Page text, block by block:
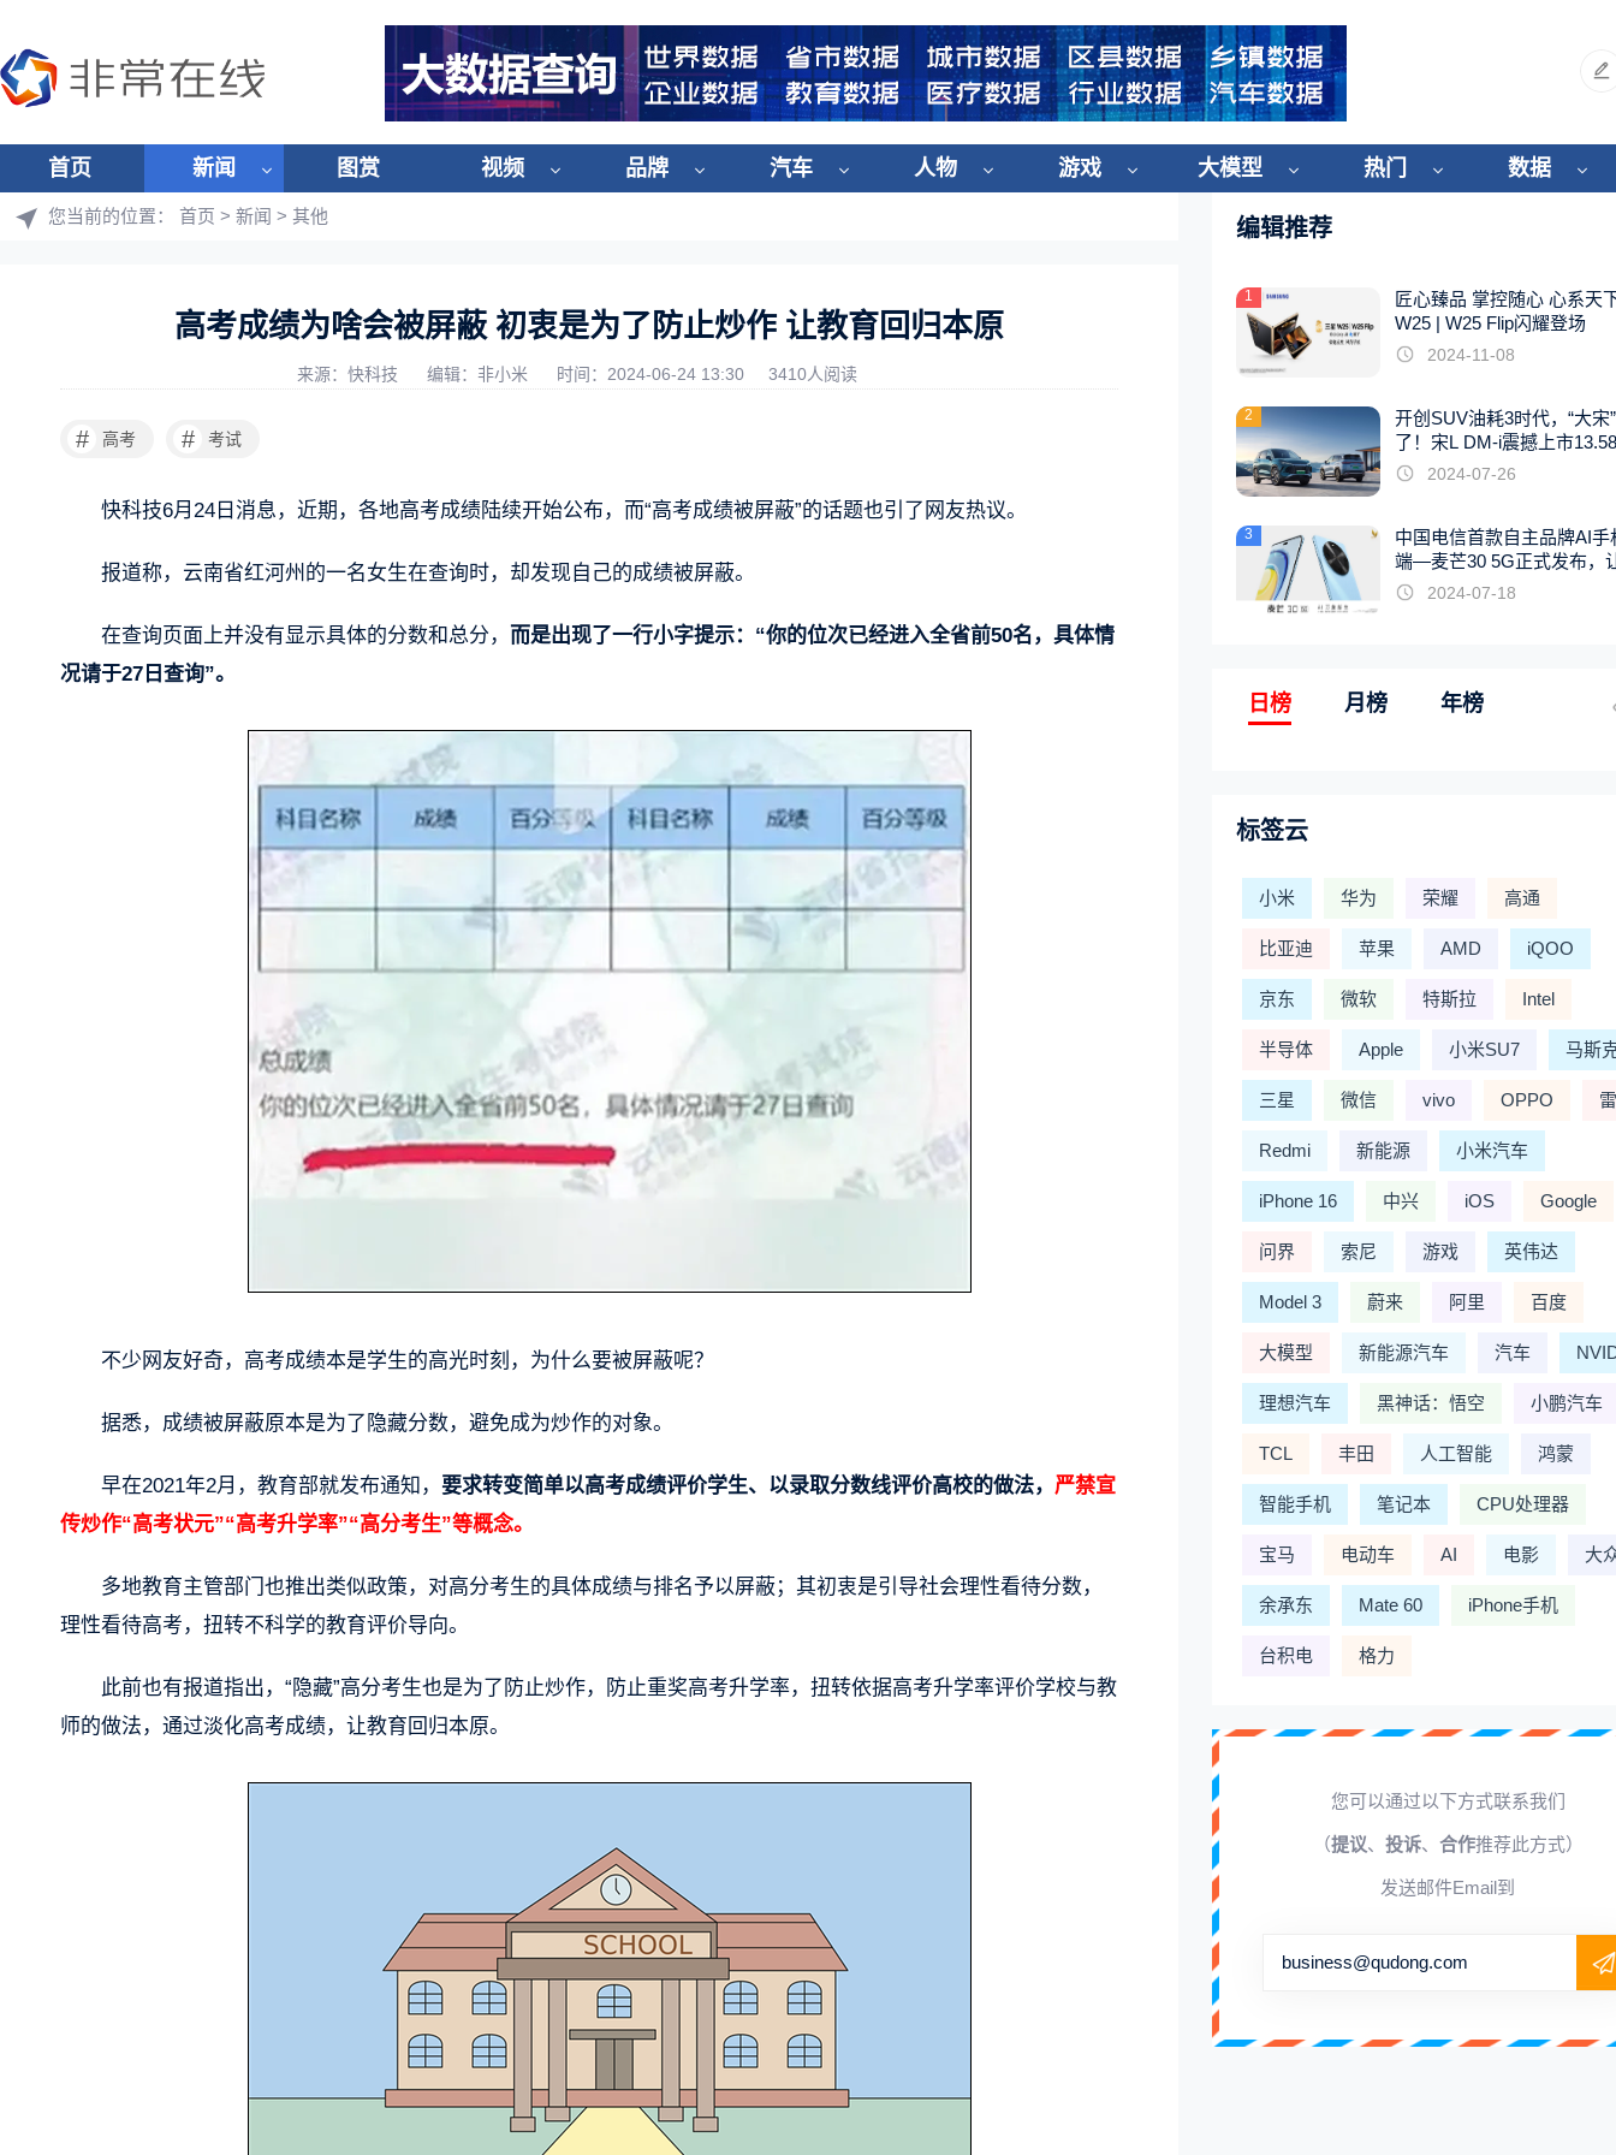
首页 新闻 图赏 视频 品牌 汽车 人物 游戏 大模型 热门 数据
您当前的位置： 首页 > 新闻 > 其他
高考成绩为啥会被屏蔽 初衷是为了防止炒作 让教育回归本原
来源：快科技 编辑：非小米 时间：2024-06-24 13:30 3410人阅读
# 高考 # 考试
快科技6月24日消息，近期，各地高考成绩陆续开始公布，而“高考成绩被屏蔽”的话题也引了网友热议。
报道称，云南省红河州的一名女生在查询时，却发现自己的成绩被屏蔽。
在查询页面上并没有显示具体的分数和总分， 而是出现了一行小字提示：“你的位次已经进入全省前50名，具体情
况请于27日查询”。
不少网友好奇，高考成绩本是学生的高光时刻，为什么要被屏蔽呢？
据悉，成绩被屏蔽原本是为了隐藏分数，避免成为炒作的对象。
早在2021年2月，教育部就发布通知， 要求转变简单以高考成绩评价学生、以录取分数线评价高校的做法， 严禁宣
传炒作“高考状元”“高考升学率”“高分考生”等概念。
多地教育主管部门也推出类似政策，对高分考生的具体成绩与排名予以屏蔽；其初衷是引导社会理性看待分数，
理性看待高考，扭转不科学的教育评价导向。
此前也有报道指出，“隐藏”高分考生也是为了防止炒作，防止重奖高考升学率，扭转依据高考升学率评价学校与教
师的做法，通过淡化高考成绩，让教育回归本原。
编辑推荐
1
匠心臻品 掌控随心 心系天
W25 | W25 Flip闪耀登场
2024-11-08
2
开创SUV油耗3时代，“大宋
了！宋L DM-i震撼上市
起
2024-07-26
3
中国电信首款自主品牌AI手
端—麦芒30 5G正式发布，
触手可及2024-07-18
日榜 月榜 年榜
标签云
小米 华为 荣耀 高通
比亚迪 苹果 AMD iQOO
京东 微软 特斯拉 Intel
半导体 Apple 小米SU7 马斯
三星 微信 vivo OPPO
Redmi 新能源 小米汽车
iPhone 16 中兴 iOS Google
问界 索尼 游戏 英伟达
Model 3 蔚来 阿里 百度
大模型 新能源汽车 汽车
理想汽车 黑神话：悟空 小鹏汽车
TCL 丰田 人工智能 鸿蒙
智能手机 笔记本 CPU处理器
宝马 电动车 AI 电影 大
余承东 Mate 60 iPhone手机
台积电 格力
您可以通过以下方式联系我们
（提议、 投诉、 合作推荐此方式）
发送邮件Email到
business@qudong.com